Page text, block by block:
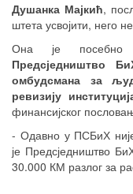
Душанка Мајкић,
штета усвојити, него
Она је посебно
Предсједништво
омбудсмана за
ревизију
финансијског
- Одавно у ПСБиХ
је Предсједништво
30.000 КМ разлог за